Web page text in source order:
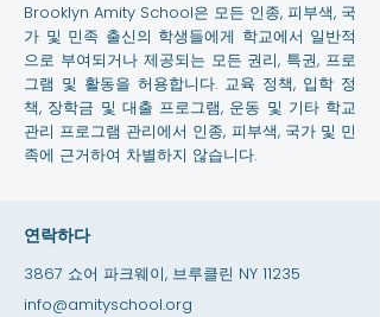
Brooklyn Amity School은 모든 인종, 피부색, 국
가 및 민족 출신의 학생들에게 학교에서 일반적
으로 부여되거나 제공되는 모든 권리, 특권, 프로
그램 및 활동을 허용합니다. 교육 정책, 입학 정
책, 장학금 및 대출 프로그램, 운동 및 기타 학교
관리 프로그램 관리에서 인종, 피부색, 국가 및 민
족에 근거하여 차별하지 않습니다.
연락하다
3867 쇼어 파크웨이, 브루클린 NY 11235
info@amityschool.org